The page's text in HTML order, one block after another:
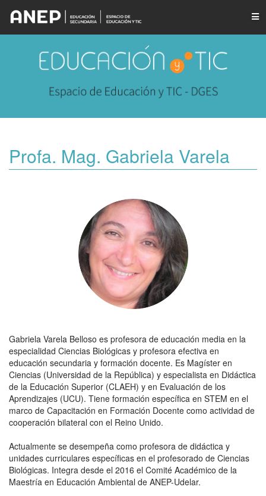
Profa. Mag. Gabriela Varela
Gabriela Varela Belloso es profesora de educación media en la
especialidad Ciencias Biológicas y profesora efectiva en
educación secundaria y formación docente. Es Magíster en
Ciencias (Universidad de la República) y especialista en Didáctica
de la Educación Superior (CLAEH) y en Evaluación de los
Aprendizajes (UCU). Tiene formación específica en STEM en el
marco de Capacitación en Formación Docente como actividad de
cooperación bilateral con el Reino Unido.
Actualmente se desempeña como profesora de didáctica y
unidades curriculares específicas en el profesorado de Ciencias
Biológicas. Integra desde el 2016 el Comité Académico de la
Maestría en Educación Ambiental de ANEP-Udelar.